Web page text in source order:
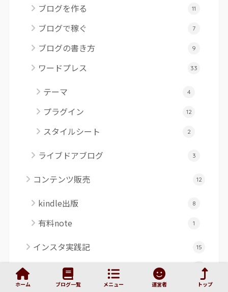
ブログを作る 11
ブログで稼ぐ 7
ブログの書き方 9
ワードプレス 33
テーマ 4
プラグイン 12
スタイルシート 2
ライブドアブログ 3
コンテンツ販売 12
kindle出版 8
有料note 1
インスタ実践記 15
ビジネス知見
営業のツボ！？ 35
ホーム ブログ一覧 メニュー 運営者 トップ